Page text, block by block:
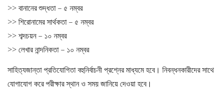
>> বানানের শুদ্ধতা – ৫ নম্বর
>> শিরোনামের সার্থকতা – ৫ নম্বর
>> শব্দচয়ন – ১০ নম্বর
>> লেখার নান্দনিকতা – ১০ নম্বর
সাহিত্যজান্তা প্রতিযোগিতা বহুনির্বাচনী প্রশ্নের মাধ্যমে হবে। নিবন্ধনকারীদের সাথে
যোগাযোগ করে পরীক্ষার স্থান ও সময় জানিয়ে দেওয়া হবে।